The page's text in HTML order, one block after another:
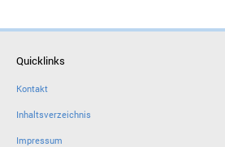
Quicklinks
Kontakt
Inhaltsverzeichnis
Impressum